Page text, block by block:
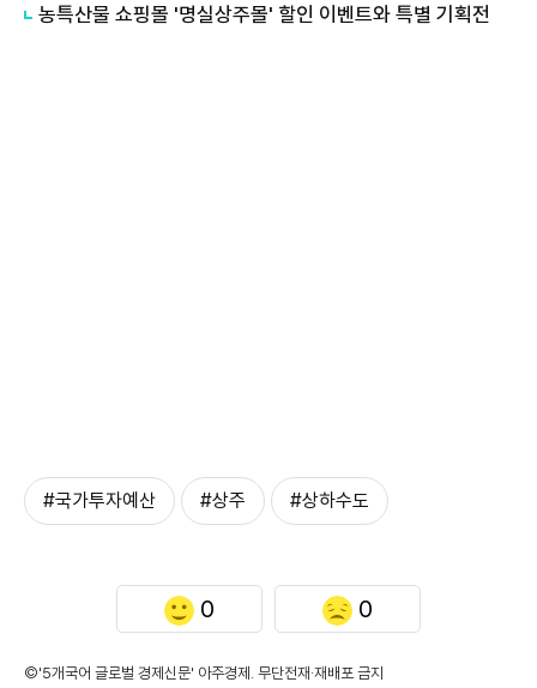
농특산물 쇼핑몰 '명실상주몰' 할인 이벤트와 특별 기획전
#국가투자예산 #상주 #상하수도
0 0
©'5개국어 글로벌 경제신문' 아주경제. 무단전재·재배포 금지